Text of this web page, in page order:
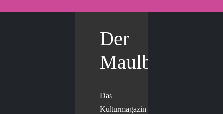
Der
Maulbär
Das
Kulturmagazin